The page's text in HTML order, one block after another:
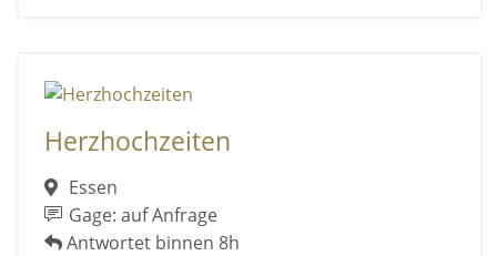
Herzhochzeiten
Essen
Gage: auf Anfrage
Antwortet binnen 8h